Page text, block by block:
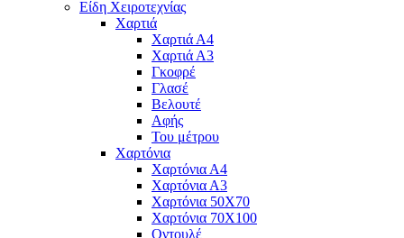
Είδη Χειροτεχνίας
Χαρτιά
Χαρτιά Α4
Χαρτιά Α3
Γκοφρέ
Γλασέ
Βελουτέ
Αφής
Του μέτρου
Χαρτόνια
Χαρτόνια Α4
Χαρτόνια Α3
Χαρτόνια 50Χ70
Χαρτόνια 70Χ100
Οντουλέ